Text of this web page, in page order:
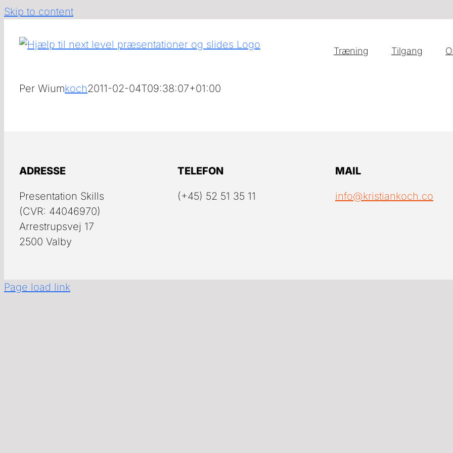
Skip to content
Træning Tilgang
Per Wiumkoch2011-02-04T09:38:07+01:00
ADRESSE
Presentation Skills
(CVR: 44046970)
Arrestrupsvej 17
2500 Valby
TELEFON
(+45) 52 51 35 11
MAIL
info@kristiankoch.co
Page load link